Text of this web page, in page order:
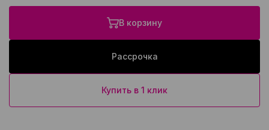
В корзину
Рассрочка
Купить в 1 клик